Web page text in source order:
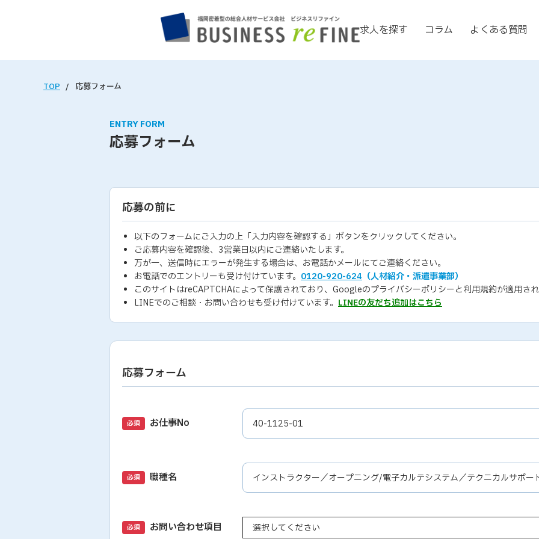
求人を探す コラム よくある質問
TOP 応募フォーム
ENTRY FORM
応募フォーム
応募の前に
以下のフォームにご入力の上「入力内容を確認する」ボタンをクリックしてください。
ご応募内容を確認後、3営業日以内にご連絡いたします。
万が一、送信時にエラーが発生する場合は、お電話かメールにてご連絡ください。
お電話でのエントリーも受け付けています。 0120-920-624 （人材紹介・派遣事業部）
このサイトはreCAPTCHAによって保護されており、Googleのプライバシーポリシーと利用規約が適用さ
LINEでのご相談・お問い合わせも受け付けています。 LINEの友だち追加はこちら
応募フォーム
必須 お仕事No
必須 職種名
必須 お問い合わせ項目